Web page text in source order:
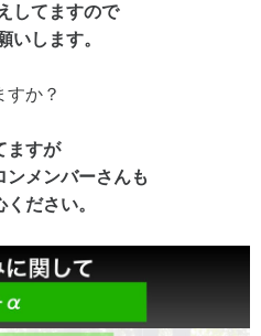
してますので
いします。
すか？
ますが
ンメンバーさんも
ださい。